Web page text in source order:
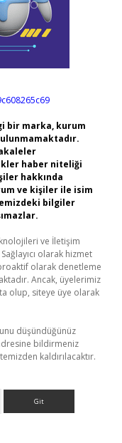
bir marka, kurum
haber niteliği
hakkında
ve kişiler ile isim
bilgiler
ve İletişim
olarak hizmet
olarak denetleme
Ancak, üyelerimiz
olup, siteye üye olarak
düşündüğünüz
bildirmeniz
kaldırılacaktır.